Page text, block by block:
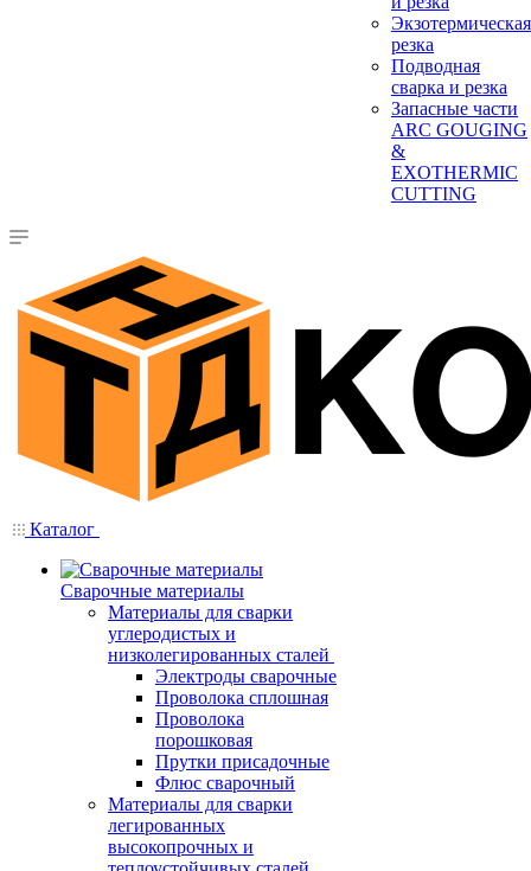
Экзотермическая
резка
Подводная
сварка и резка
Запасные части
ARC GOUGING
&
EXOTHERMIC
CUTTING
Каталог
Сварочные материалы
Материалы для сварки
углеродистых и
низколегированных сталей
Электроды сварочные
Проволока сплошная
Проволока
порошковая
Прутки присадочные
Флюс сварочный
Материалы для сварки
легированных
высокопрочных и